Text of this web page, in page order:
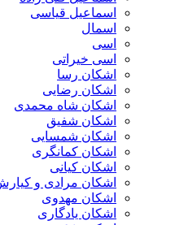
اسماعیل قیاسی
اسمال
اسی
اسی خیراتی
اشکان رسا
اشکان رضایی
اشکان شاه محمدی
اشکان شفیق
اشکان شمسایی
اشکان‌ کمانگری
اشکان کیانی
اشکان مرادی و
اشکان مهدوی
اشکان یادگاری